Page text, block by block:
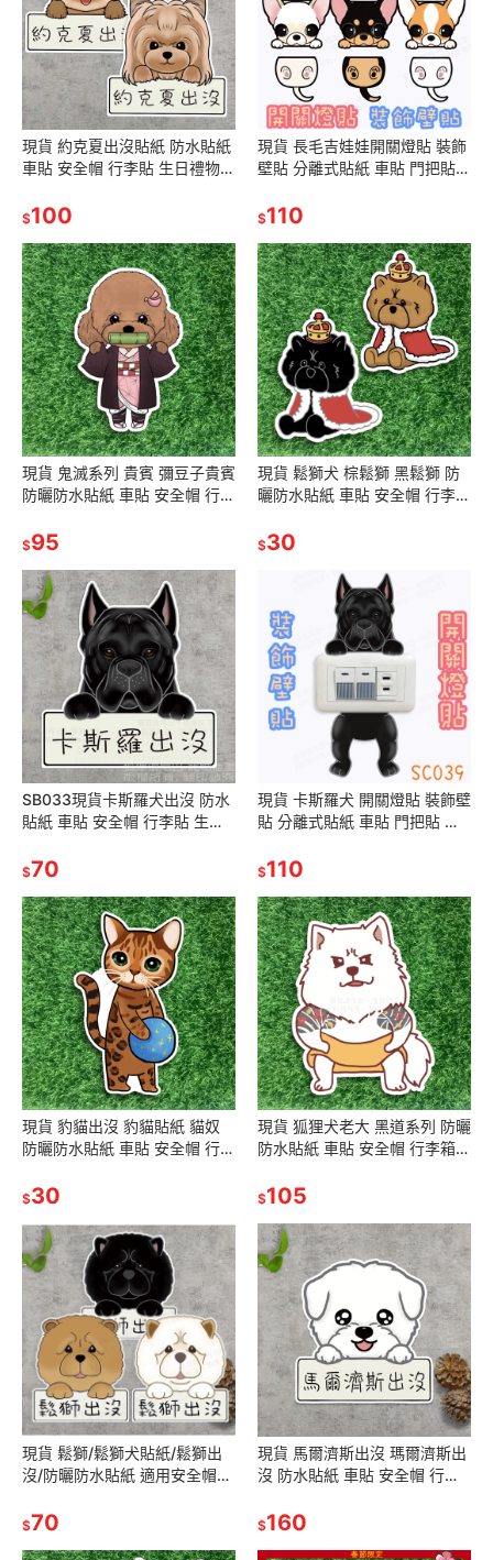
現貨 約克夏出沒貼紙 防水貼紙
車貼 安全帽 行李貼 生日禮物
[支持訂做]
$100
現貨 長毛吉娃娃開關燈貼 裝飾
壁貼 分離式貼紙 車貼 門把貼
換禮物聖誕禮物
$110
現貨 鬼滅系列 貴賓 彌豆子貴賓
防曬防水貼紙 車貼 安全帽 行李
$95
現貨 鬆獅犬 棕鬆獅 黑鬆獅 防
曬防水貼紙 車貼 安全帽 行李箱
$30
SB033現貨卡斯羅犬出沒 防水
貼紙 車貼 安全帽 行李貼 生日
尾巴
$70
現貨 卡斯羅犬 開關燈貼 裝飾壁
貼 分離式貼紙 車貼 門把貼 開
禮物聖誕禮物
$110
現貨 豹貓出沒 豹貓貼紙 貓奴
防曬防水貼紙 車貼 安全帽 行李
$30
現貨 狐狸犬老大 黑道系列 防曬
防水貼紙 車貼 安全帽 行李箱
$105
現貨 鬆獅/鬆獅犬貼紙/鬆獅出
沒/防曬防水貼紙 適用安全帽
色)(黑)(白)
$70
現貨 馬爾濟斯出沒 瑪爾濟斯出
沒 防水貼紙 車貼 安全帽 行李
$160